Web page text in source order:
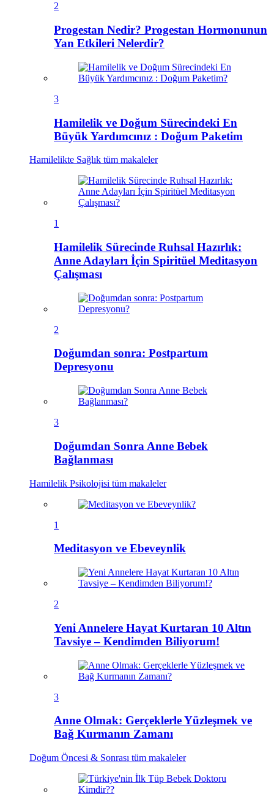
2
Progestan Nedir? Progestan Hormonunun
Yan Etkileri Nelerdir?
3
Hamilelik ve Doğum Sürecindeki En
Büyük Yardımcınız : Doğum Paketim
Hamilelikte Sağlık tüm makaleler
1
Hamilelik Sürecinde Ruhsal Hazırlık:
Anne Adayları İçin Spiritüel Meditasyon
Çalışması
2
Doğumdan sonra: Postpartum
Depresyonu
3
Doğumdan Sonra Anne Bebek
Bağlanması
Hamilelik Psikolojisi tüm makaleler
1
Meditasyon ve Ebeveynlik
2
Yeni Annelere Hayat Kurtaran 10 Altın
Tavsiye – Kendimden Biliyorum!
3
Anne Olmak: Gerçeklerle Yüzleşmek ve
Bağ Kurmanın Zamanı
Doğum Öncesi & Sonrası tüm makaleler